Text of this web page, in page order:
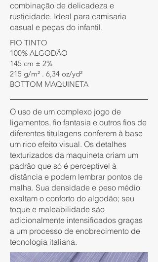
combinação de delicadeza e
rusticidade. Ideal para camisaria
casual e peças do infantil.
FIO TINTO
100% ALGODÃO
145 cm ± 2%
215 g/m² . 6,34 oz/yd²
BOTTOM MAQUINETA
O uso de um complexo jogo de
ligamentos, fio fantasia e outros fios de
diferentes titulagens conferem à base
um rico efeito visual. Os detalhes
texturizados da maquineta criam um
padrão que só é perceptível à
distância e podem lembrar pontos de
malha. Sua densidade e peso médio
exaltam o conforto do algodão; seu
toque e maleabilidade são
adicionalmente intensificados graças
a um processo de enobrecimento de
tecnologia italiana.